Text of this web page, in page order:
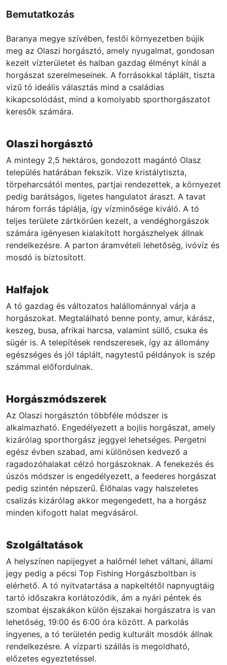
Bemutatkozás
Baranya megye szívében, festői környezetben bújik
meg az Olaszi horgásztó, amely nyugalmat, gondosan
kezelt vízterületet és halban gazdag élményt kínál a
horgászat szerelmeseinek. A forrásokkal táplált, tiszta
vizű tó ideális választás mind a családias
kikapcsolódást, mind a komolyabb sporthorgászatot
keresők számára.
Olaszi horgásztó
A mintegy 2,5 hektáros, gondozott magántó Olasz
település határában fekszik. Vize kristálytiszta,
törpeharcsától mentes, partjai rendezettek, a környezet
pedig barátságos, ligetes hangulatot áraszt. A tavat
három forrás táplálja, így vízminősége kiváló. A tó
teljes területe zártkörűen kezelt, a vendéghorgászok
számára igényesen kialakított horgászhelyek állnak
rendelkezésre. A parton áramvételi lehetőség, ivóvíz és
mosdó is biztosított.
Halfajok
A tó gazdag és változatos halállománnyal várja a
horgászokat. Megtalálható benne ponty, amur, kárász,
keszeg, busa, afrikai harcsa, valamint süllő, csuka és
sügér is. A telepítések rendszeresek, így az állomány
egészséges és jól táplált, nagytestű példányok is szép
számmal előfordulnak.
Horgászmódszerek
Az Olaszi horgásztón többféle módszer is
alkalmazható. Engedélyezett a bojlis horgászat, amely
kizárólag sporthorgász jeggyel lehetséges. Pergetni
egész évben szabad, ami különösen kedvező a
ragadozóhalakat célzó horgászoknak. A fenekezés és
úszós módszer is engedélyezett, a feederes horgászat
pedig szintén népszerű. Élőhalas vagy halszeletes
csalizás kizárólag akkor megengedett, ha a horgász
minden kifogott halat megvásárol.
Szolgáltatások
A helyszínen napijegyet a halőrnél lehet váltani, állami
jegy pedig a pécsi Top Fishing Horgászboltban is
elérhető. A tó nyitvatartása a napkeltétől napnyugtáig
tartó időszakra korlátozódik, ám a nyári péntek és
szombat éjszakákon külön éjszakai horgászatra is van
lehetőség, 19:00 és 6:00 óra között. A parkolás
ingyenes, a tó területén pedig kulturált mosdók állnak
rendelkezésre. A vízparti szállás is megoldható,
előzetes egyeztetéssel.